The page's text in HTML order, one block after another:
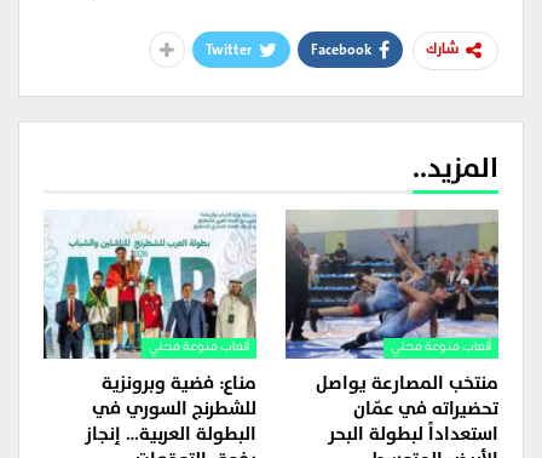
شارك Facebook
Twitter
المزيد..
ألعاب منوعة محلي
منتخب المصارعة يواصل
تحضيراته في عمّان
استعداداً لبطولة البحر
ألعاب منوعة محلي
مناع: فضية وبرونزية
للشطرنج السوري في
البطولة العربية… إنجاز